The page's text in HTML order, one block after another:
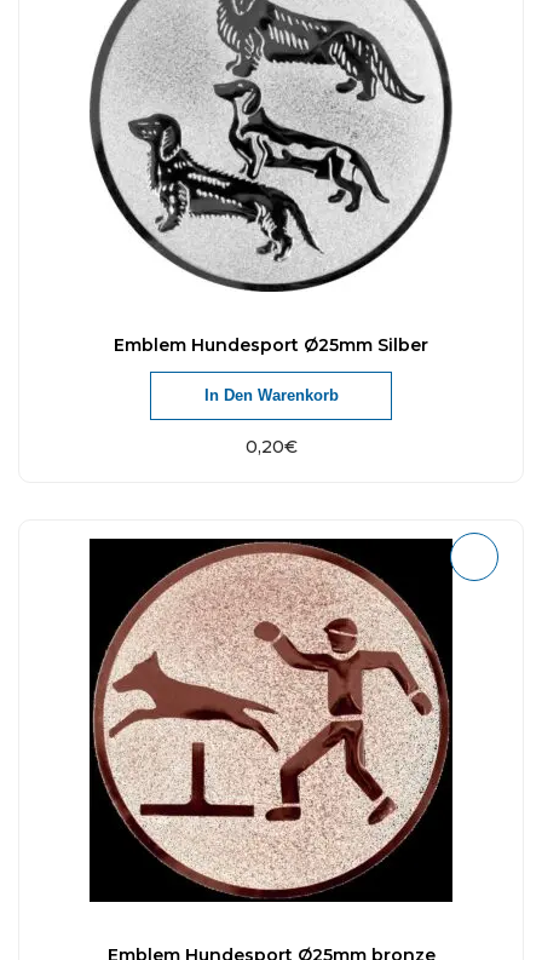
Emblem Hundesport Ø25mm Silber
0,20€
In Den Warenkorb
Emblem Hundesport Ø25mm bronze